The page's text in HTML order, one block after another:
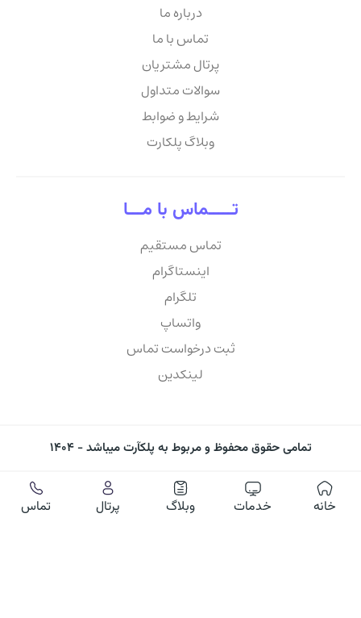
درباره ما
تماس با ما
پرتال مشتریان
سوالات متداول
شرایط و ضوابط
وبلاگ پلکارت
تـــــماس با مـــا
تماس مستقیم
اینستاگرام
تلگرام
واتساپ
ثبت درخواست تماس
لینکدین
تمامی حقوق محفوظ و مربوط به پلکآرت میباشد - ۱۴۰۴
خانه خدمات وبلاگ پرتال تماس